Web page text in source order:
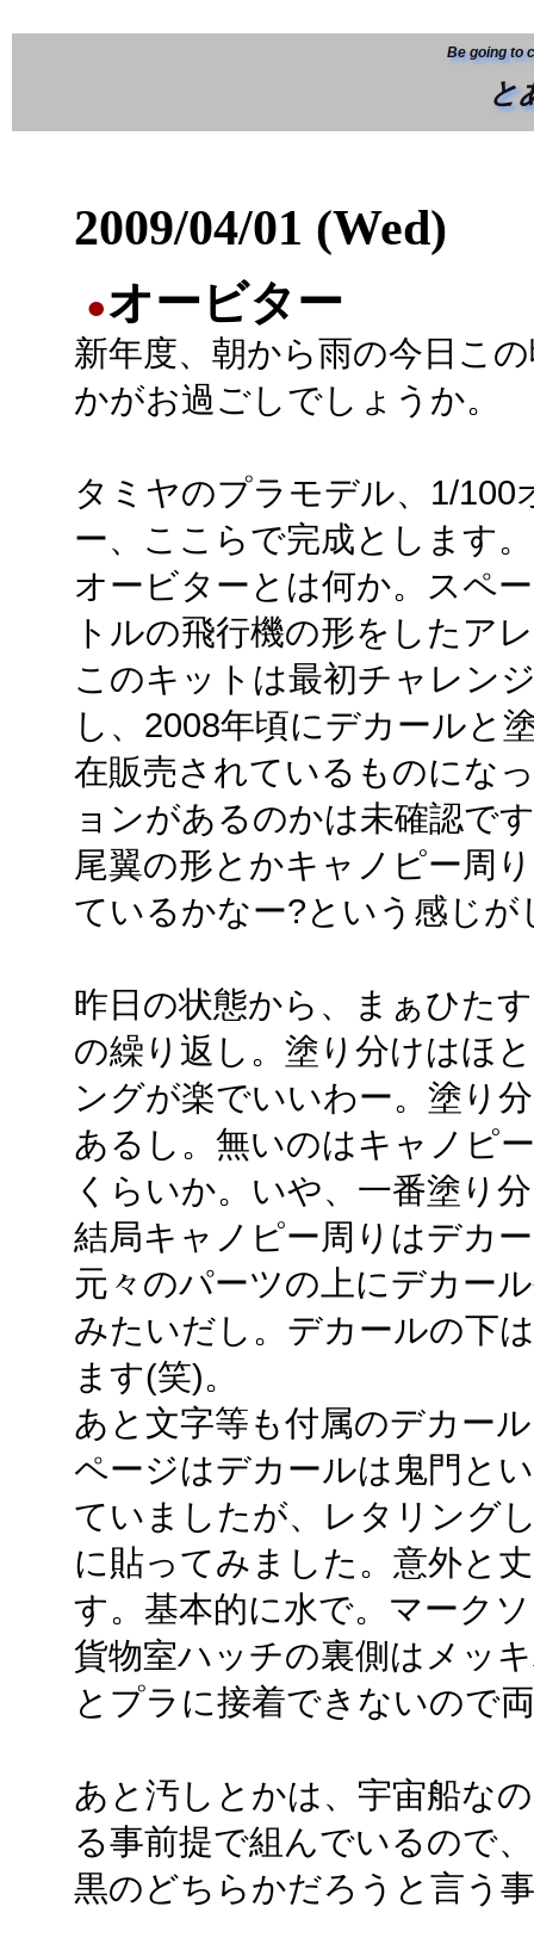
Be going to
と
2009/04/01 (Wed)
●オービター
新年度、朝から雨の今日こ
かがお過ごしでしょうか。
タミヤのプラモデル、1/100
ー、ここらで完成とします。
オービターとは何か。スペ
トルの飛行機の形をしたア
このキットは最初チャレン
し、2008年頃にデカールと
在販売されているものにな
ョンがあるのかは未確認で
尾翼の形とかキャノピー周
ているかなー?という感じが
昨日の状態から、まぁひた
の繰り返し。塗り分けはほ
ングが楽でいいわー。塗り
あるし。無いのはキャノピ
くらいか。いや、一番塗り
結局キャノピー周りはデカ
元々のパーツの上にデカー
みたいだし。デカールの下
ます(笑)。
あと文字等も付属のデカー
ページはデカールは鬼門と
ていましたが、レタリング
に貼ってみました。意外と
す。基本的に水で。マーク
貨物室ハッチの裏側はメッ
とプラに接着できないので
あと汚しとかは、宇宙船な
る事前提で組んでいるので
黒のどちらかだろうと言う